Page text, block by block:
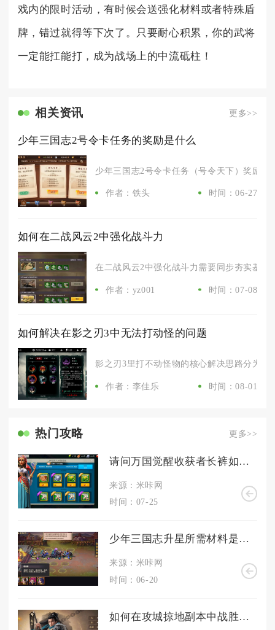
戏内的限时活动，有时候会送强化材料或者特殊盾
牌，错过就得等下次了。只要耐心积累，你的武将
一定能扛能打，成为战场上的中流砥柱！
相关资讯 更多>>
少年三国志2号令卡任务的奖励是什么
少年三国志2号令卡任务（号令天下）奖励分
作者：铁头 时间：06-27
如何在二战风云2中强化战斗力
在二战风云2中强化战斗力需要同步夯实基建
作者：yz001 时间：07-08
如何解决在影之刃3中无法打动怪的问题
影之刃3里打不动怪物的核心解决思路分为四
作者：李佳乐 时间：08-01
热门攻略 更多>>
请问万国觉醒收获者长裤如何获得
来源：米咔网
时间：07-25
少年三国志升星所需材料是哪些
来源：米咔网
时间：06-20
如何在攻城掠地副本中战胜韩琼